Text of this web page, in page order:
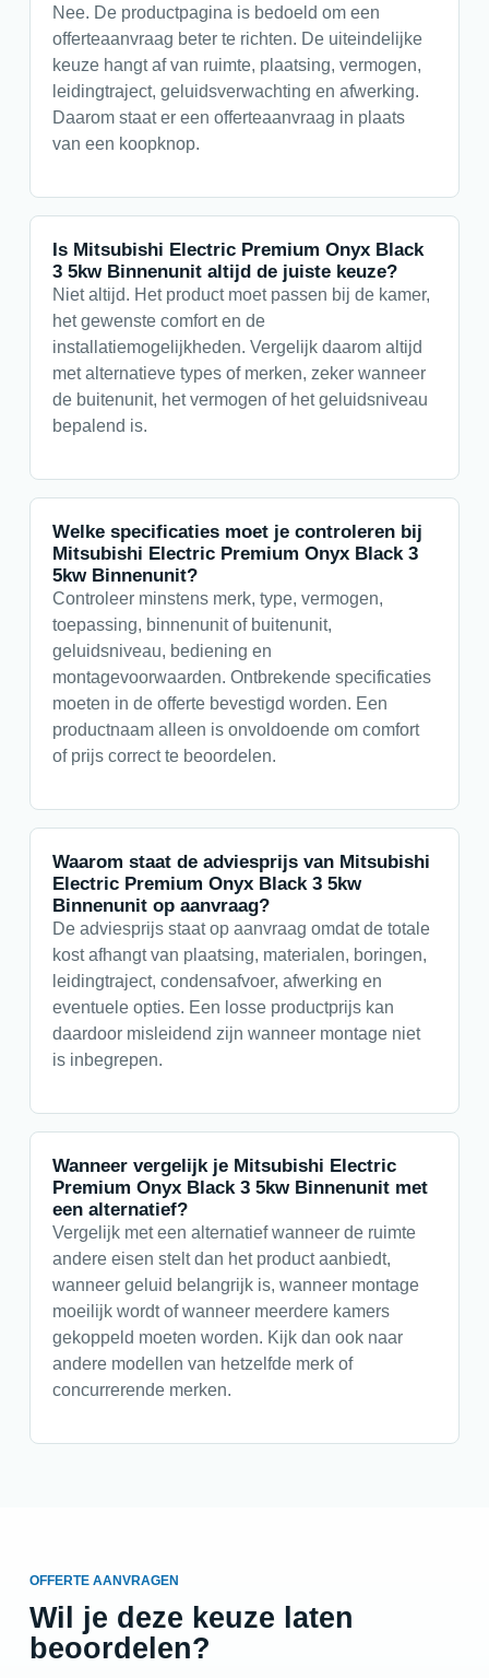
Nee. De productpagina is bedoeld om een
offerteaanvraag beter te richten. De uiteindelijke
keuze hangt af van ruimte, plaatsing, vermogen,
leidingtraject, geluidsverwachting en afwerking.
Daarom staat er een offerteaanvraag in plaats
van een koopknop.
Is Mitsubishi Electric Premium Onyx Black
3 5kw Binnenunit altijd de juiste keuze?
Niet altijd. Het product moet passen bij de kamer,
het gewenste comfort en de
installatiemogelijkheden. Vergelijk daarom altijd
met alternatieve types of merken, zeker wanneer
de buitenunit, het vermogen of het geluidsniveau
bepalend is.
Welke specificaties moet je controleren bij
Mitsubishi Electric Premium Onyx Black 3
5kw Binnenunit?
Controleer minstens merk, type, vermogen,
toepassing, binnenunit of buitenunit,
geluidsniveau, bediening en
montagevoorwaarden. Ontbrekende specificaties
moeten in de offerte bevestigd worden. Een
productnaam alleen is onvoldoende om comfort
of prijs correct te beoordelen.
Waarom staat de adviesprijs van Mitsubishi
Electric Premium Onyx Black 3 5kw
Binnenunit op aanvraag?
De adviesprijs staat op aanvraag omdat de totale
kost afhangt van plaatsing, materialen, boringen,
leidingtraject, condensafvoer, afwerking en
eventuele opties. Een losse productprijs kan
daardoor misleidend zijn wanneer montage niet
is inbegrepen.
Wanneer vergelijk je Mitsubishi Electric
Premium Onyx Black 3 5kw Binnenunit met
een alternatief?
Vergelijk met een alternatief wanneer de ruimte
andere eisen stelt dan het product aanbiedt,
wanneer geluid belangrijk is, wanneer montage
moeilijk wordt of wanneer meerdere kamers
gekoppeld moeten worden. Kijk dan ook naar
andere modellen van hetzelfde merk of
concurrerende merken.
OFFERTE AANVRAGEN
Wil je deze keuze laten
beoordelen?